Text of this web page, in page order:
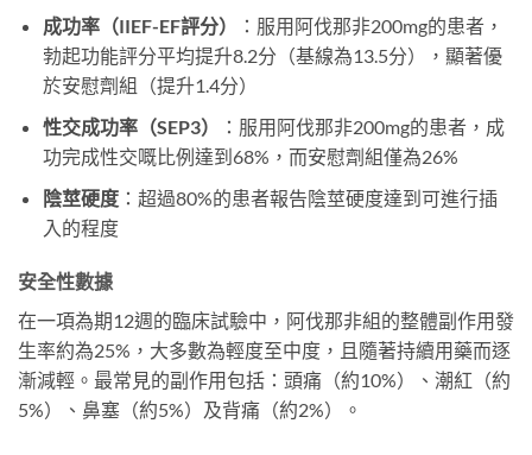
成功率（IIEF-EF評分）
：服用阿伐那非200mg的患者，
勃起功能評分平均提升8.2分（基線為13.5分），顯著優
於安慰劑組（提升1.4分）
性交成功率（SEP3）
：服用阿伐那非200mg的患者，成
功完成性交嘅比例達到68%，而安慰劑組僅為26%
陰莖硬度：超過80%的患者報告陰莖硬度達到可進行插
入的程度
安全性數據
在一項為期12週的臨床試驗中，阿伐那非組的整體副作用發
生率約為25%，大多數為輕度至中度，且隨著持續用藥而逐
漸減輕。最常見的副作用包括：頭痛（約10%）、潮紅（約
5%）、鼻塞（約5%）及背痛（約2%）。